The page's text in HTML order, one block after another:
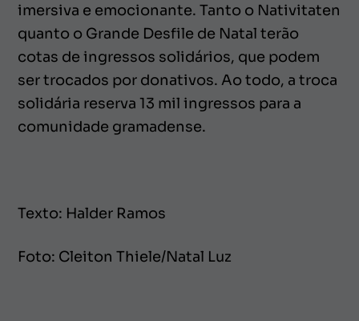
imersiva e emocionante. Tanto o Nativitaten
quanto o Grande Desfile de Natal terão
cotas de ingressos solidários, que podem
ser trocados por donativos. Ao todo, a troca
solidária reserva 13 mil ingressos para a
comunidade gramadense.
Texto: Halder Ramos
Foto: Cleiton Thiele/Natal Luz